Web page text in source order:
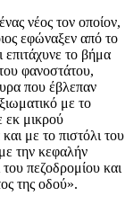
νέος τον οποίον,
εφώναξεν από το
επιτάχυνε το βήμα
φανοστάτου,
που έβλεπαν
με το
εκ μικρού
με το πιστόλι του
την κεφαλήν
πεζοδρομίου και
της οδού».